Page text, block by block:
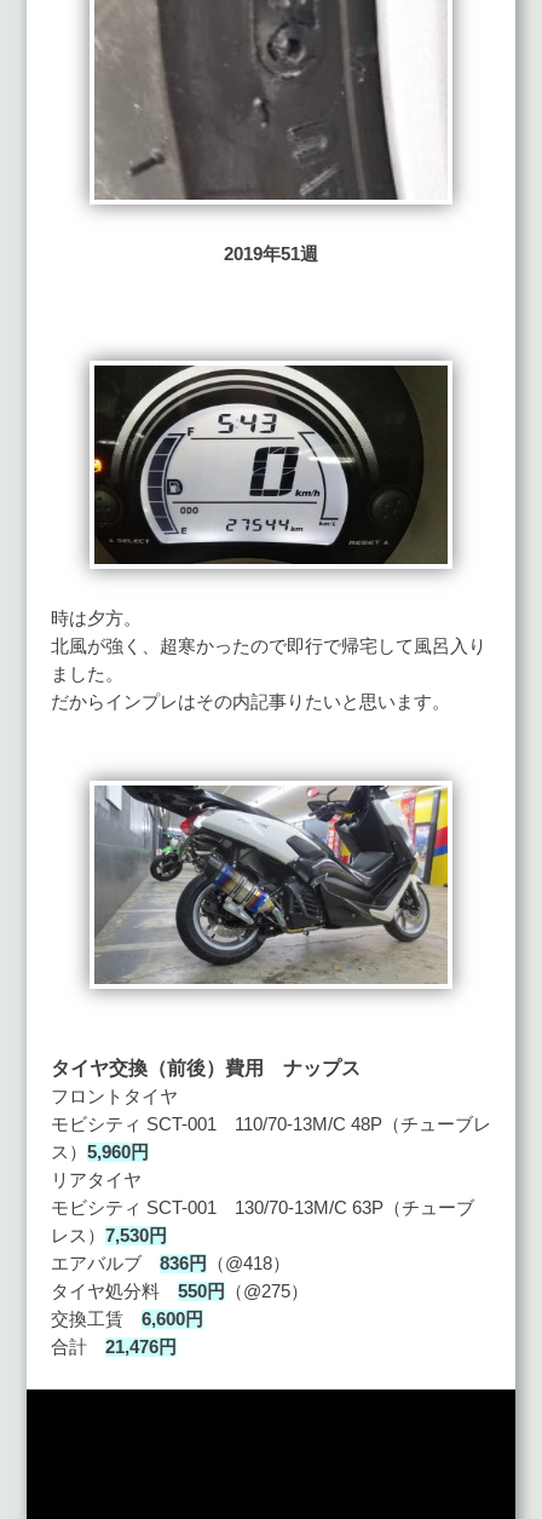
2019年51週
時は夕方。
北風が強く、超寒かったので即行で帰宅して風呂入り
ました。
だからインプレはその内記事りたいと思います。
タイヤ交換（前後）費用 ナップス
フロントタイヤ
モビシティ SCT-001 110/70-13M/C 48P（チューブレ
ス） 5,960円
リアタイヤ
モビシティ SCT-001 130/70-13M/C 63P（チューブ
レス） 7,530円
エアバルブ 836円
（@418）
タイヤ処分料 550円
（@275）
交換工賃 6,600円
合計 21,476円